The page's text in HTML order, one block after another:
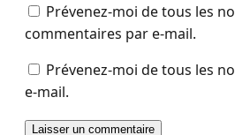
Prévenez-moi de tous les
commentaires par e-mail.
Prévenez-moi de tous les
e-mail.